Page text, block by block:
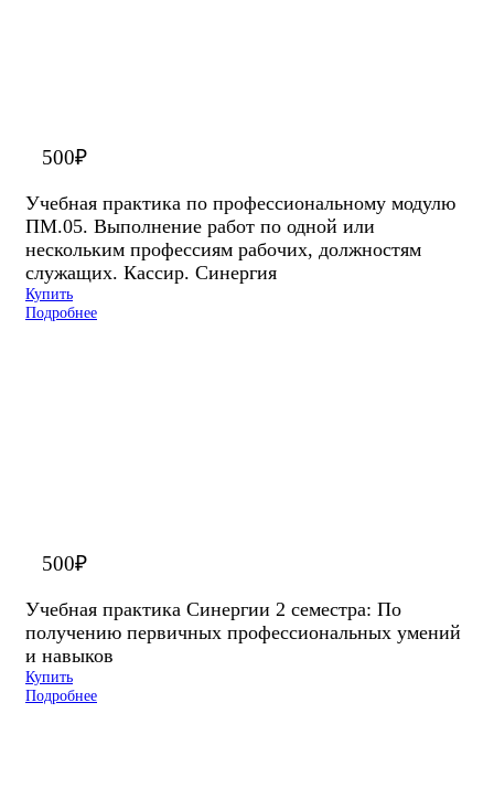
500₽
Учебная практика по профессиональному модулю
ПМ.05. Выполнение работ по одной или
нескольким профессиям рабочих, должностям
служащих. Кассир. Синергия
Купить
Подробнее
500₽
Учебная практика Синергии 2 семестра: По
получению первичных профессиональных умений
и навыков
Купить
Подробнее